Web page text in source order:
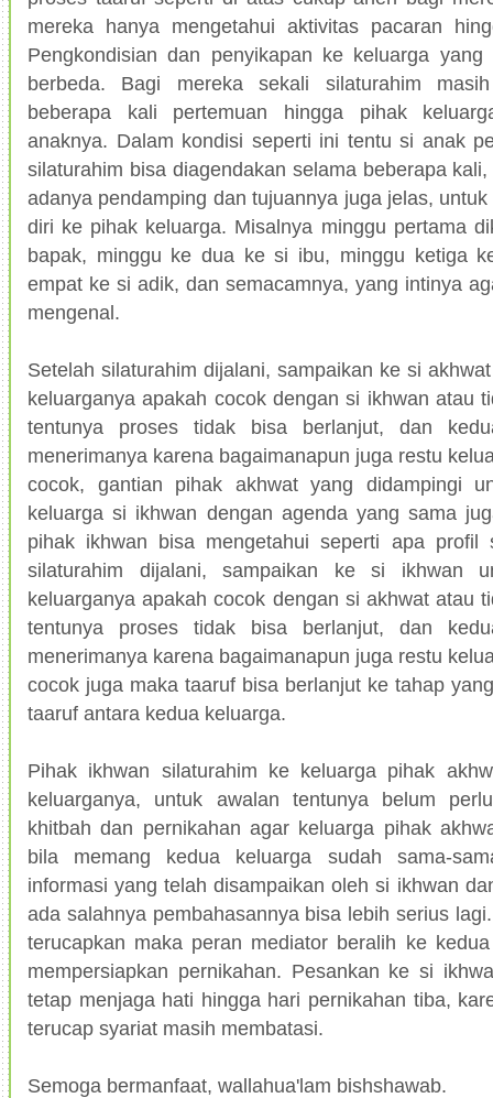
mereka hanya mengetahui aktivitas pacaran
Pengkondisian dan penyikapan ke keluarga
berbeda. Bagi mereka sekali silaturahim
beberapa kali pertemuan hingga pihak
anaknya. Dalam kondisi seperti ini tentu si anak
silaturahim bisa diagendakan selama beberapa
adanya pendamping dan tujuannya juga jelas,
diri ke pihak keluarga. Misalnya minggu pertama
bapak, minggu ke dua ke si ibu, minggu ketiga
empat ke si adik, dan semacamnya, yang intinya
mengenal.
Setelah silaturahim dijalani, sampaikan ke si
keluarganya apakah cocok dengan si ikhwan atau
tentunya proses tidak bisa berlanjut, dan
menerimanya karena bagaimanapun juga restu
cocok, gantian pihak akhwat yang didampingi
keluarga si ikhwan dengan agenda yang sama
pihak ikhwan bisa mengetahui seperti apa profil
silaturahim dijalani, sampaikan ke si ikhwan
keluarganya apakah cocok dengan si akhwat atau
tentunya proses tidak bisa berlanjut, dan
menerimanya karena bagaimanapun juga restu
cocok juga maka taaruf bisa berlanjut ke tahap
taaruf antara kedua keluarga.
Pihak ikhwan silaturahim ke keluarga pihak
keluarganya, untuk awalan tentunya belum
khitbah dan pernikahan agar keluarga pihak
bila memang kedua keluarga sudah sama-
informasi yang telah disampaikan oleh si ikhwan
ada salahnya pembahasannya bisa lebih serius
terucapkan maka peran mediator beralih ke
mempersiapkan pernikahan. Pesankan ke si
tetap menjaga hati hingga hari pernikahan tiba,
terucap syariat masih membatasi.
Semoga bermanfaat, wallahua'lam bishshawab.